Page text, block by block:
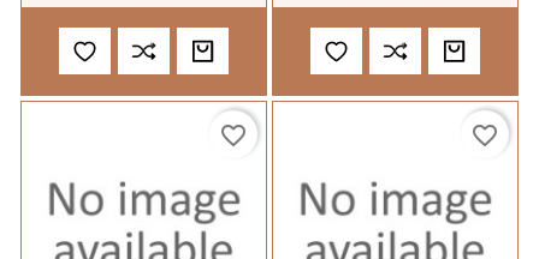
favorite_border favorite_border